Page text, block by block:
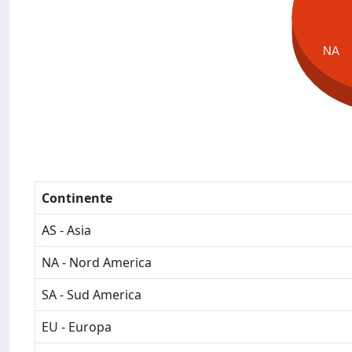
NA
Continente
AS - Asia
NA - Nord America
SA - Sud America
EU - Europa